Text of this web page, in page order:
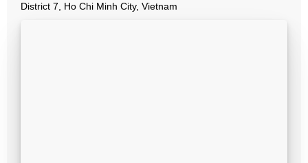
District 7, Ho Chi Minh City, Vietnam